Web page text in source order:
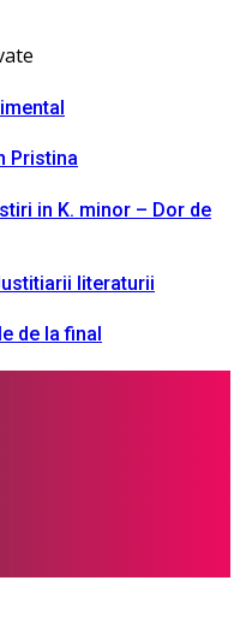
Pristina
in K. minor – Dor de
literaturii
de la final